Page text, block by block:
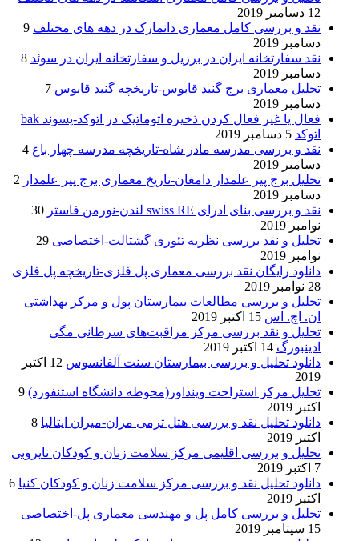
12 دسامبر 2019
نقد و بررسی کامل معماری دانمارک در دهه های مختلف 9
دسامبر 2019
نقد سفارتخانه ایران در برزیل و سفارتخانه ایران در سوئد 8
دسامبر 2019
تحلیل معماری برج گنبد قابوس-تاریخچه گنبد قابوس 7
دسامبر 2019
فعال یا غیر فعال کردن ذخیره اتوماتیک در اتوکد-پسوند bak
اتوکد 5 دسامبر 2019
نقد و بررسی مدرسه مادر شاه-تاریخچه مدرسه چهار باغ 4
دسامبر 2019
تحلیل برج پیر علمدار دامغان-تاریخ معماری برج پیر علمدار 2
دسامبر 2019
نقد و بررسی بنای ادرای swiss RE لندن-نورمن فاستر
30
نوامبر 2019
تحلیل و نقد بررسی نظریه تئوری گشتالت-اختصاصی 29
نوامبر 2019
دانلود رایگان نقد بررسی معماری پل فلزی-تاریخچه پل فلزی
28 نوامبر 2019
تحلیل و بررسی مطالعات بیمارستان پول و مرکز بهداشتی
ان. اچ. اس 15 اکتبر 2019
تحلیل و نقد بررسی مرکز مراقبت‌های سرطانی مگی
ادینبورگ 14 اکتبر 2019
دانلود تحلیل و بررسی بیمارستان سنت آلفانسوس
12 اکتبر
2019
تحلیل مرکز استراحت وینداور(محوطه دانشگاه استنفورد) 9
اکتبر 2019
دانلود تحلیل نقد و بررسی هتل ترمی مران-میران ایتالیا 8
اکتبر 2019
تحلیل و بررسی اقلیمی مرکز سلامت زنان و کودکان نایروبی
7 اکتبر 2019
دانلود تحلیل نقد و بررسی مرکز سلامت زنان و کودکان کنیا 6
اکتبر 2019
تحلیل و بررسی کامل پل و مهندسی معماری پل-اختصاصی
15 سپتامبر 2019